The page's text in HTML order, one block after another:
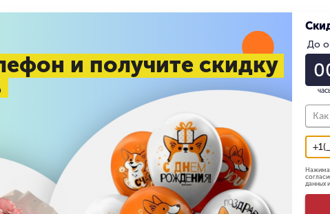
магазина "Aura of Bohemia" 08.09.2024 г.
г.
13.01.2024 г.
СПб 15.12.2023 г.
и получите скидку
До
данных